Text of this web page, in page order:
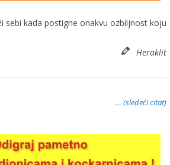
sebi kada postigne onakvu ozbiljnost koju
Heraklit
… (sledeći citat)